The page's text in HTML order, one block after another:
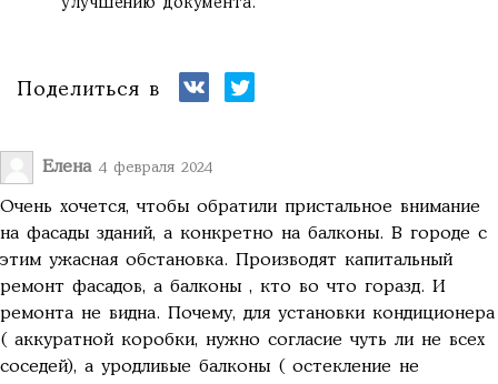
Поделиться в
Елена 4 февраля 2024
Очень хочется, чтобы обратили пристальное внимание
на фасады зданий, а конкретно на балконы. В городе с
этим ужасная обстановка. Производят капитальный
ремонт фасадов, а балконы , кто во что горазд. И
ремонта не видна. Почему, для установки кондиционера
( аккуратной коробки, нужно согласие чуть ли не всех
соседей), а уродливые балконы ( остекление не